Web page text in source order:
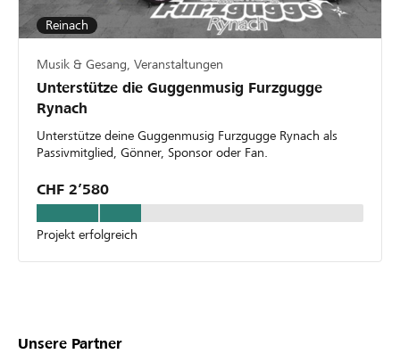
Reinach
Musik & Gesang, Veranstaltungen
Unterstütze die Guggenmusig Furzgugge
Rynach
Unterstütze deine Guggenmusig Furzgugge Rynach als
Passivmitglied, Gönner, Sponsor oder Fan.
CHF 2’580
Projekt erfolgreich
Unsere Partner